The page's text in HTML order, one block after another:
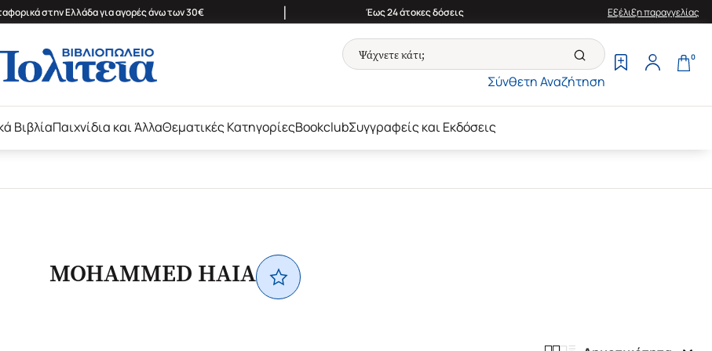
στην Ελλάδα για αγορές άνω των 30€ | Έως 24 άτοκες δόσεις Εξέλιξη παραγγελίας
Σύνθετη Αναζήτηση
0
ΒιβλίαΠαιχνίδια και ΆλλαΘεματικές ΚατηγορίεςBookclubΣυγγραφείς και Εκδόσεις
MOHAMMED HAIA